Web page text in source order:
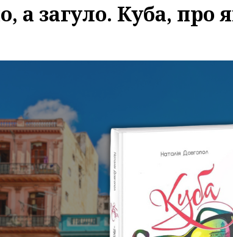
а загуло. Куба, про